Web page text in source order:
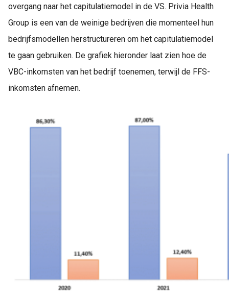
overgang naar het capitulatiemodel in de VS. Privia Health
Group is een van de weinige bedrijven die momenteel hun
bedrijfsmodellen herstructureren om het capitulatiemodel
te gaan gebruiken. De grafiek hieronder laat zien hoe de
VBC-inkomsten van het bedrijf toenemen, terwijl de FFS-
inkomsten afnemen.